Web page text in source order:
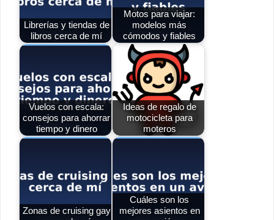
Librerías y tiendas de
libros cerca de mí
Motos para viajar:
modelos más
cómodos y fiables
Vuelos con escala:
consejos para ahorrar
tiempo y dinero
Ideas de regalo de
motocicleta para
moteros
Zonas de cruising gay
Cuáles son los
mejores asientos en